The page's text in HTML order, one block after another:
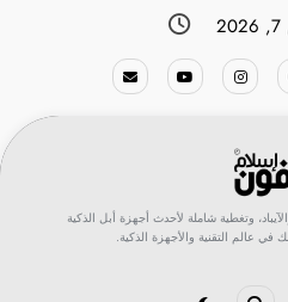
وتغطية شاملة لأحدث أجهزة أبل الذكية
في عالم التقنية والأجهزة الذكية.